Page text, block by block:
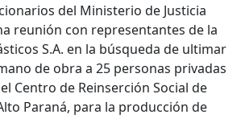
del Ministerio de Justicia
reunión con representantes de la
S.A. en la búsqueda de ultimar
de obra a 25 personas privadas
Centro de Reinserción Social de
Paraná, para la producción de